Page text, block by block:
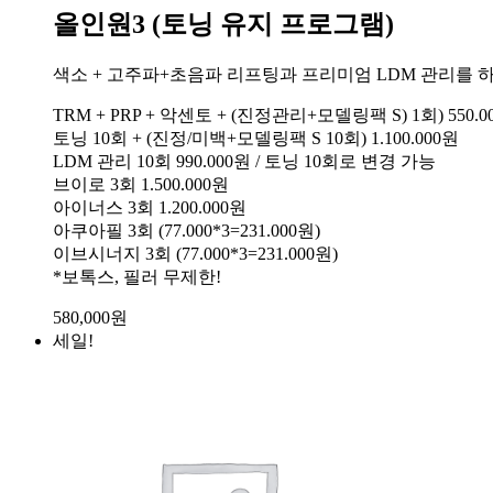
올인원3 (토닝 유지 프로그램)
색소 + 고주파+초음파 리프팅과 프리미엄 LDM 관리를
TRM + PRP + 악센토 + (진정관리+모델링팩 S) 1회)
토닝 10회 + (진정/미백+모델링팩 S 10회) 1.100.000원
LDM 관리 10회 990.000원 / 토닝 10회로 변경 가능
브이로 3회 1.500.000원
아이너스 3회 1.200.000원
아쿠아필 3회 (77.000*3=231.000원)
이브시너지 3회 (77.000*3=231.000원)
*보톡스, 필러 무제한!
580,000원
세일!